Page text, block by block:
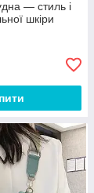
— стиль і
шкіри